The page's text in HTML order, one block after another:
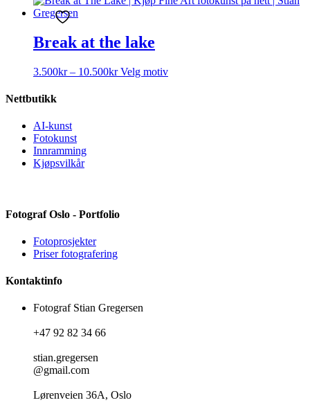
på
velges
Break at the lake
3.500kr – 10.500krPrisområde:
Velg motivDette
Nettbutikk
AI-kunst
Fotokunst
Innramming
Kjøpsvilkår
Fotograf Oslo - Portfolio
Fotoprosjekter
Priser fotografering
Kontaktinfo
Fotograf Stian Gregersen
+47 92 82 34 66
stian.gregersen
@gmail.com
Lørenveien 36A, Oslo